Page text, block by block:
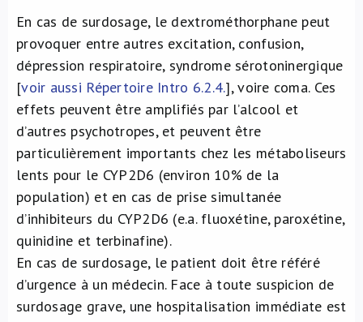
En cas de surdosage, le dextrométhorphane peut
provoquer entre autres excitation, confusion,
dépression respiratoire, syndrome sérotoninergique
[voir aussi Répertoire Intro 6.2.4.], voire coma. Ces
effets peuvent être amplifiés par l’alcool et
d’autres psychotropes, et peuvent être
particulièrement importants chez les métaboliseurs
lents pour le CYP2D6 (environ 10% de la
population) et en cas de prise simultanée
d’inhibiteurs du CYP2D6 (e.a. fluoxétine, paroxétine,
quinidine et terbinafine).
En cas de surdosage, le patient doit être référé
d’urgence à un médecin. Face à toute suspicion de
surdosage grave, une hospitalisation immédiate est